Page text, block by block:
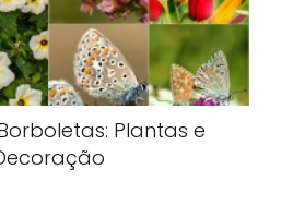
Plantas e